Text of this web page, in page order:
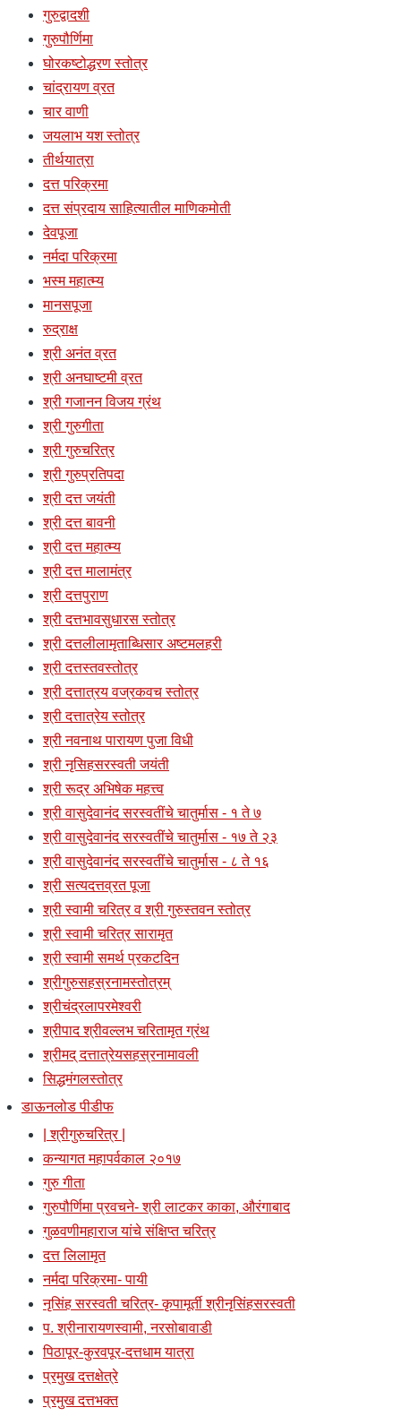
गुरुद्वादशी
गुरुपौर्णिमा
घोरकष्टोद्धरण स्तोत्र
चांद्रायण व्रत
चार वाणी
जयलाभ यश स्तोत्र
तीर्थयात्रा
दत्त परिक्रमा
दत्त संप्रदाय साहित्यातील माणिकमोती
देवपूजा
नर्मदा परिक्रमा
भस्म महात्म्य
मानसपूजा
रुद्राक्ष
श्री अनंत व्रत
श्री अनघाष्टमी व्रत
श्री गजानन विजय ग्रंथ
श्री गुरुगीता
श्री गुरुचरित्र
श्री गुरुप्रतिपदा
श्री दत्त जयंती
श्री दत्त बावनी
श्री दत्त महात्म्य
श्री दत्त मालामंत्र
श्री दत्तपुराण
श्री दत्तभावसुधारस स्तोत्र
श्री दत्तलीलामृताब्धिसार अष्टमलहरी
श्री दत्तस्तवस्तोत्र
श्री दत्तात्रय वज्रकवच स्तोत्र
श्री दत्तात्रेय स्तोत्र
श्री नवनाथ पारायण पुजा विधी
श्री नृसिहसरस्वती जयंती
श्री रूद्र अभिषेक महत्त्व
श्री वासुदेवानंद सरस्वतींचे चातुर्मास - १ ते ७
श्री वासुदेवानंद सरस्वतींचे चातुर्मास - १७ ते २३
श्री वासुदेवानंद सरस्वतींचे चातुर्मास - ८ ते १६
श्री सत्यदत्तव्रत पूजा
श्री स्वामी चरित्र व श्री गुरुस्तवन स्तोत्र
श्री स्वामी चरित्र सारामृत
श्री स्वामी समर्थ प्रकटदिन
श्रीगुरुसहस्रनामस्तोत्रम्
श्रीचंद्रलापरमेश्वरी
श्रीपाद श्रीवल्लभ चरितामृत ग्रंथ
श्रीमद् दत्तात्रेयसहस्रनामावली
सिद्धमंगलस्तोत्र
डाऊनलोड पीडीफ
| श्रीगुरुचरित्र |
कन्यागत महापर्वकाल २०१७
गुरु गीता
गुरुपौर्णिमा प्रवचने- श्री लाटकर काका, औरंगाबाद
गुळवणीमहाराज यांचे संक्षिप्त चरित्र
दत्त लिलामृत
नर्मदा परिक्रमा- पायी
नृसिंह सरस्वती चरित्र- कृपामूर्ती श्रीनृसिंहसरस्वती
प. श्रीनारायणस्वामी, नरसोबावाडी
पिठापूर-कुरवपूर-दत्तधाम यात्रा
प्रमुख दत्तक्षेत्रे
प्रमुख दत्तभक्त